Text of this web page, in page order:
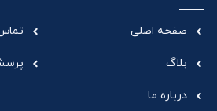
صفحه اصلی
بلاگ
درباره ما